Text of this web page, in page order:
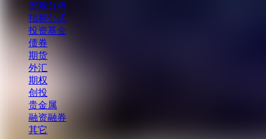
宏观分析
指标公式
投资基金
债券
期货
外汇
期权
创投
贵金属
融资融券
其它